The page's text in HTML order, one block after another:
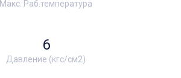
Макс. Раб.температура
Давление (кгс/см2)
6